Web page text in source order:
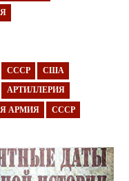
СССР США
АРТИЛЛЕРИЯ
АРМИЯ СССР